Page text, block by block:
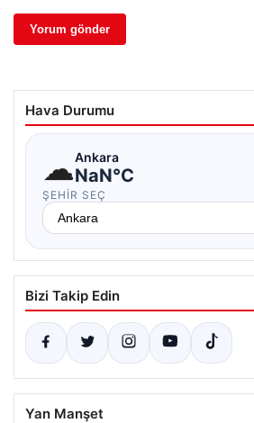
Hava Durumu
☁Ankara
NaN°C
ŞEHIR SEÇ
Bizi Takip Edin
Yan Manşet